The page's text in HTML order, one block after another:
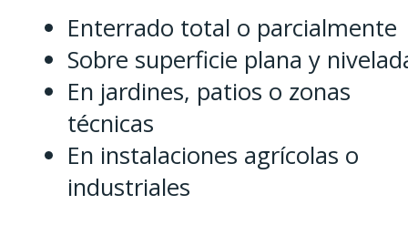
Enterrado total o parcialmente
Sobre superficie plana y
En jardines, patios o zonas
técnicas
En instalaciones agrícolas o
industriales